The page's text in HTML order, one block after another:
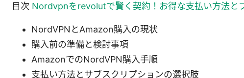
目次 Nordvpnをrevolutで賢く契約！お得な支払い方法と
NordVPNとAmazon購入の現状
購入前の準備と検討事項
AmazonでのNordVPN購入手順
支払い方法とサブスクリプションの選択肢